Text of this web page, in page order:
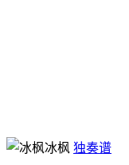
冰枫 独奏谱